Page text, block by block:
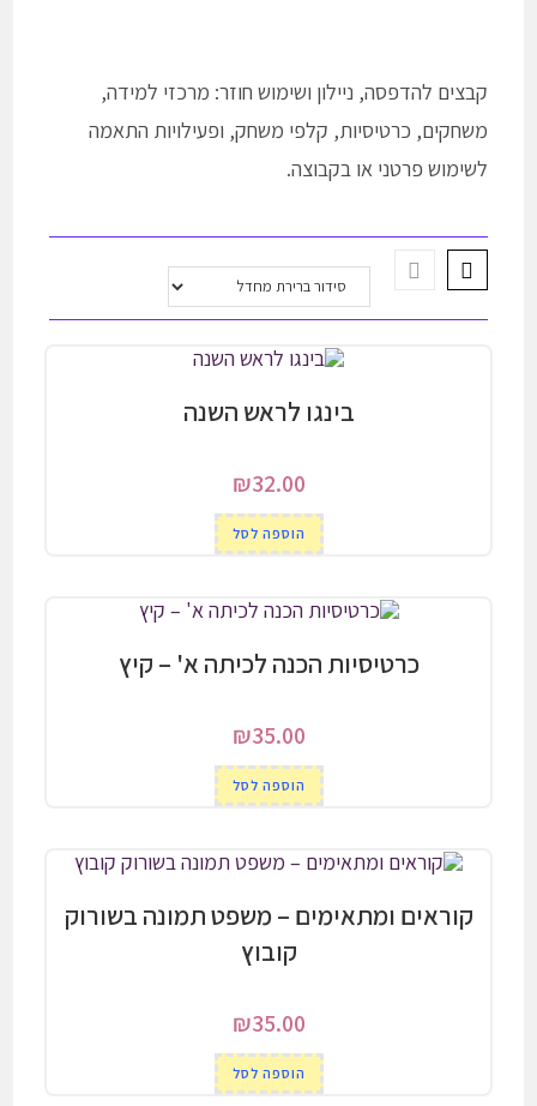
קבצים להדפסה, ניילון ושימוש חוזר: מרכזי למידה,
משחקים, כרטיסיות, קלפי משחק, ופעילויות התאמה
לשימוש פרטני או בקבוצה.
בינגו לראש השנה
₪32.00
הוספה לסל
כרטיסיות הכנה לכיתה א' – קיץ
₪35.00
הוספה לסל
קוראים ומתאימים – משפט תמונה בשורוק
קובוץ
₪35.00
הוספה לסל